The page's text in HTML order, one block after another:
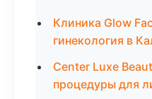
Клиника Glow
гинекология в
Center Luxe
процедуры для